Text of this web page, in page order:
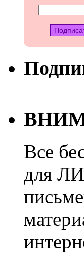
Все
для